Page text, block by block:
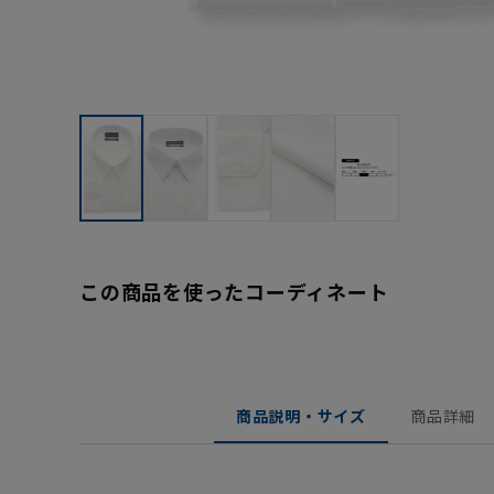
この商品を使ったコーディネート
商品説明・サイズ 商品詳細